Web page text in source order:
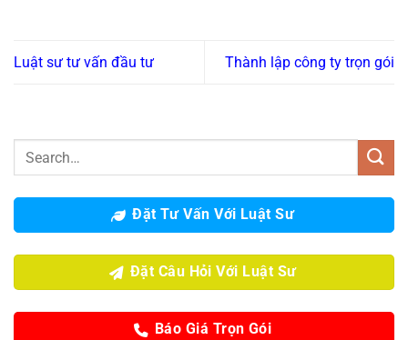
Luật sư tư vấn đầu tư Thành lập công ty trọn gói
Đặt Tư Vấn Với Luật Sư
Đặt Câu Hỏi Với Luật Sư
Báo Giá Trọn Gói